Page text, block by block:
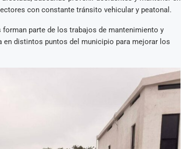
con constante tránsito vehicular y peatonal.
parte de los trabajos de mantenimiento y
en distintos puntos del municipio para mejorar los